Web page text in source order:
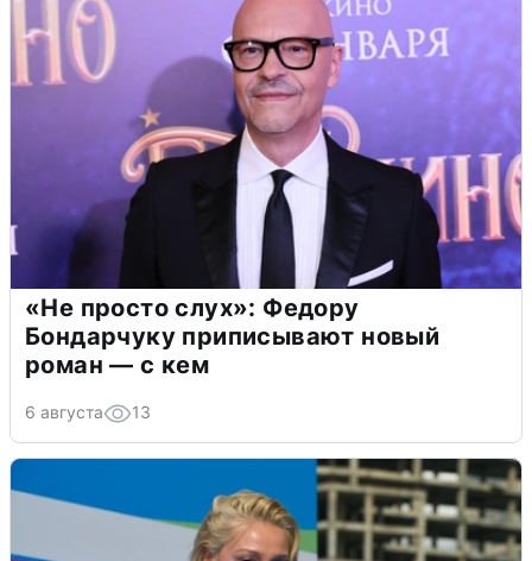
«Не просто слух»: Федору
Бондарчуку приписывают новый
роман — с кем
6 августа 13